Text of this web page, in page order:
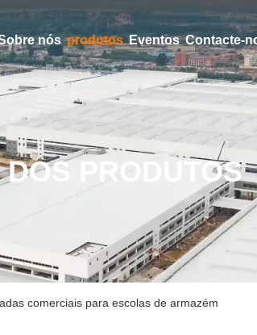
nós produtos Eventos Contacte-
PRODUTOS
comerciais para escolas de armazém